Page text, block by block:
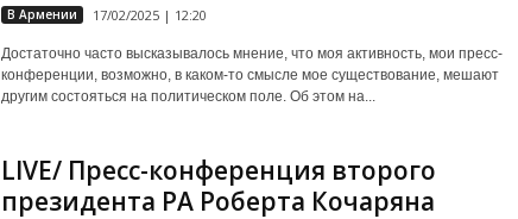
В Армении 17/02/2025 | 12:20
Достаточно часто высказывалось мнение, что моя активность, мои пресс-
конференции, возможно, в каком-то смысле мое существование, мешают
другим состояться на политическом поле. Об этом на...
LIVE/ Пресс-конференция второго
президента РА Роберта Кочаряна